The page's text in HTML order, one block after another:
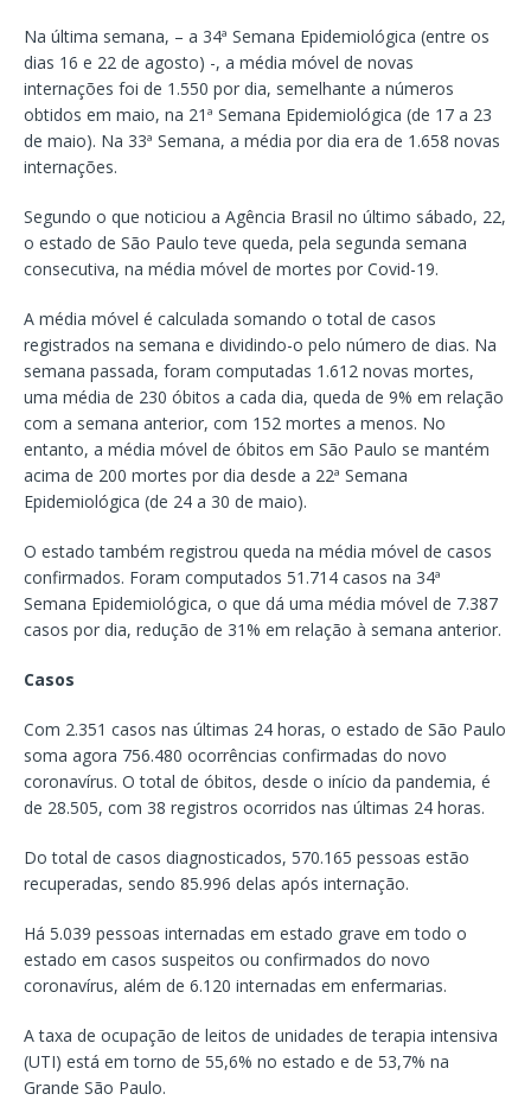
Na última semana, – a 34ª Semana Epidemiológica (entre os
dias 16 e 22 de agosto) -, a média móvel de novas
internações foi de 1.550 por dia, semelhante a números
obtidos em maio, na 21ª Semana Epidemiológica (de 17 a 23
de maio). Na 33ª Semana, a média por dia era de 1.658 novas
internações.
Segundo o que noticiou a Agência Brasil no último sábado, 22,
o estado de São Paulo teve queda, pela segunda semana
consecutiva, na média móvel de mortes por Covid-19.
A média móvel é calculada somando o total de casos
registrados na semana e dividindo-o pelo número de dias. Na
semana passada, foram computadas 1.612 novas mortes,
uma média de 230 óbitos a cada dia, queda de 9% em relação
com a semana anterior, com 152 mortes a menos. No
entanto, a média móvel de óbitos em São Paulo se mantém
acima de 200 mortes por dia desde a 22ª Semana
Epidemiológica (de 24 a 30 de maio).
O estado também registrou queda na média móvel de casos
confirmados. Foram computados 51.714 casos na 34ª
Semana Epidemiológica, o que dá uma média móvel de 7.387
casos por dia, redução de 31% em relação à semana anterior.
Casos
Com 2.351 casos nas últimas 24 horas, o estado de São Paulo
soma agora 756.480 ocorrências confirmadas do novo
coronavírus. O total de óbitos, desde o início da pandemia, é
de 28.505, com 38 registros ocorridos nas últimas 24 horas.
Do total de casos diagnosticados, 570.165 pessoas estão
recuperadas, sendo 85.996 delas após internação.
Há 5.039 pessoas internadas em estado grave em todo o
estado em casos suspeitos ou confirmados do novo
coronavírus, além de 6.120 internadas em enfermarias.
A taxa de ocupação de leitos de unidades de terapia intensiva
(UTI) está em torno de 55,6% no estado e de 53,7% na
Grande São Paulo.